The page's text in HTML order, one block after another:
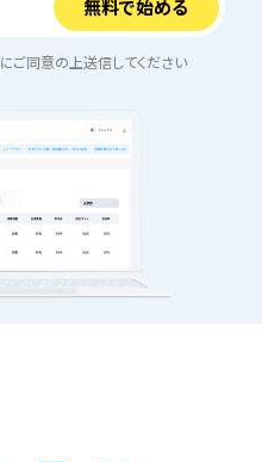
にご同意の上送信してください